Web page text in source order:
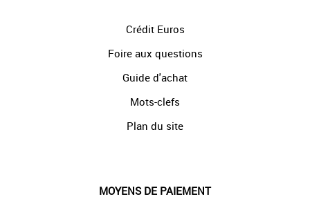
Crédit Euros
Foire aux questions
Guide d'achat
Mots-clefs
Plan du site
MOYENS DE PAIEMENT